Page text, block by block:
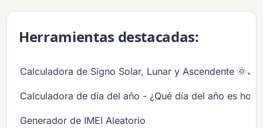
Herramientas destacadas:
Calculadora de Signo Solar, Lunar y Ascendente
Calculadora de día del año - ¿Qué día del año es hoy?
Generador de IMEI Aleatorio